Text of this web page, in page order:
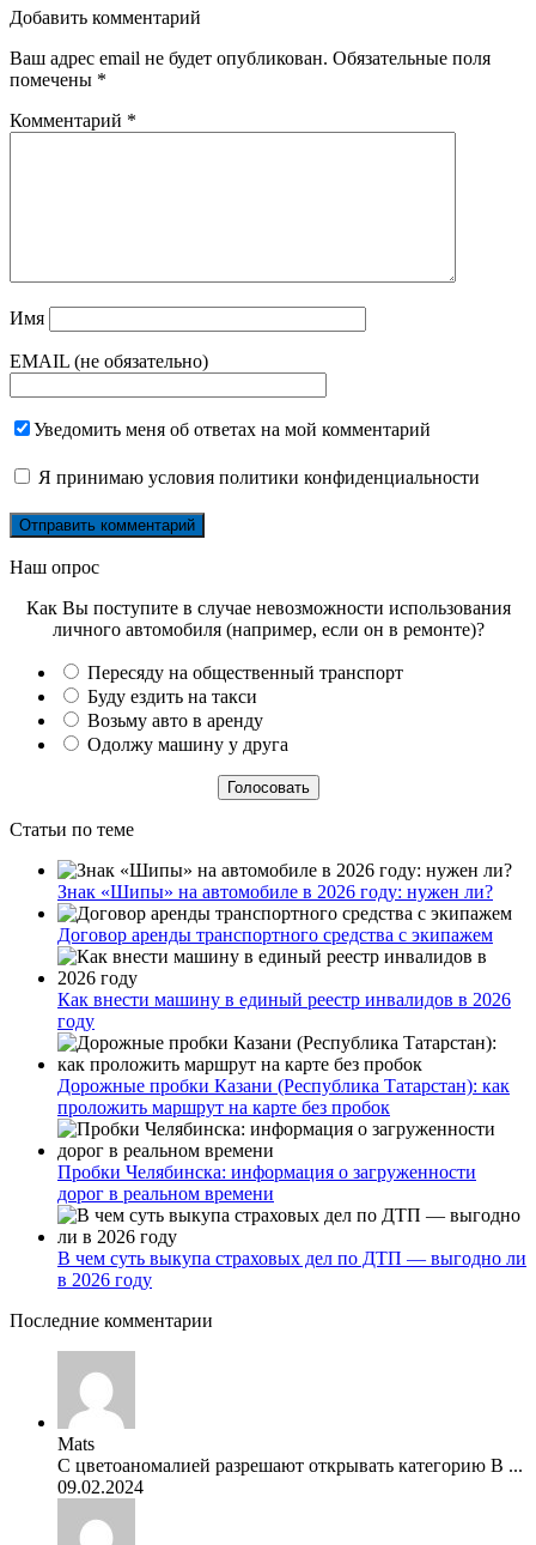
Добавить комментарий
Ваш адрес email не будет опубликован. Обязательные поля
помечены *
Комментарий *
Имя
EMAIL (не обязательно)
Уведомить меня об ответах на мой комментарий
Я принимаю условия политики конфиденциальности
Наш опрос
Как Вы поступите в случае невозможности использования
личного автомобиля (например, если он в ремонте)?
Пересяду на общественный транспорт
Буду ездить на такси
Возьму авто в аренду
Одолжу машину у друга
Статьи по теме
Знак «Шипы» на автомобиле в 2026 году: нужен ли?
Договор аренды транспортного средства с экипажем
Как внести машину в единый реестр инвалидов в 2026
году
Дорожные пробки Казани (Республика Татарстан): как
проложить маршрут на карте без пробок
Пробки Челябинска: информация о загруженности
дорог в реальном времени
В чем суть выкупа страховых дел по ДТП — выгодно ли
в 2026 году
Последние комментарии
Mats
С цветоаномалией разрешают открывать категорию В ...
09.02.2024